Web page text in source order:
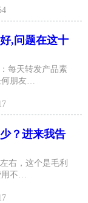
,问题在这十
每天转发产品素
朋友…
？进来我告
右，这个是毛利
不…